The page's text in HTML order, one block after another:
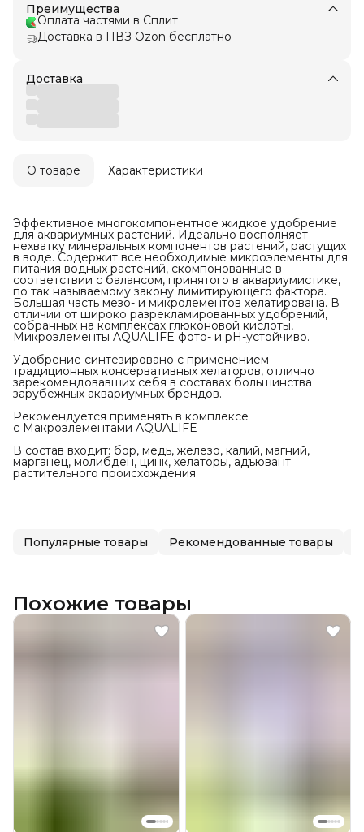
Преимущества
Оплата частями в Сплит
Доставка в ПВЗ Ozon бесплатно
Доставка
О товаре Характеристики
Эффективное многокомпонентное жидкое удобрение
для аквариумных растений. Идеально восполняет
нехватку минеральных компонентов растений, растущих
в воде. Содержит все необходимые микроэлементы для
питания водных растений, скомпонованные в
соответствии с балансом, принятого в аквариумистике,
по так называемому закону лимитирующего фактора.
Большая часть мезо- и микролементов хелатирована. В
отличии от широко разрекламированных удобрений,
собранных на комплексах глюконовой кислоты,
Микроэлементы AQUALIFE фото- и pH-устойчиво.
Удобрение синтезировано с применением
традиционных консервативных хелаторов, отлично
зарекомендовавших себя в составах большинства
зарубежных аквариумных брендов.
Рекомендуется применять в комплексе
с Макроэлементами AQUALIFE
В состав входит: бор, медь, железо, калий, магний,
марганец, молибден, цинк, хелаторы, адъювант
растительного происхождения
Популярные товары Рекомендованные товары
Похожие товары